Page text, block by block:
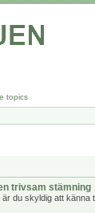
topics
trivsam stämning
du skyldig att